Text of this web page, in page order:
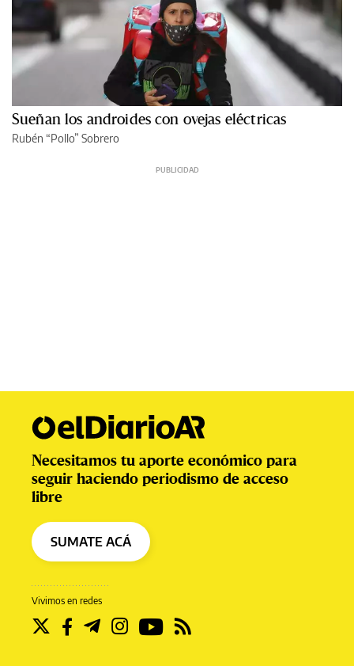
Sueñan los androides con ovejas eléctricas
Rubén “Pollo” Sobrero
Vivimos en redes
Necesitamos tu aporte económico para
seguir haciendo periodismo de acceso
libre
SUMATE ACÁ